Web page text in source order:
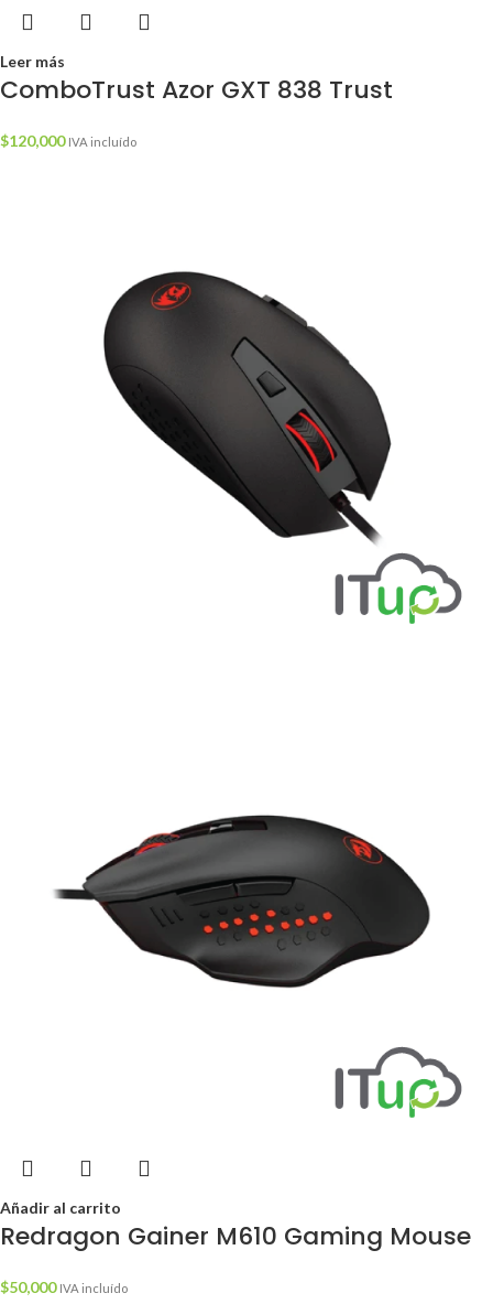
Leer más
ComboTrust Azor GXT 838 Trust
$120,000 IVA incluído
Añadir al carrito
Redragon Gainer M610 Gaming Mouse
$50,000 IVA incluído